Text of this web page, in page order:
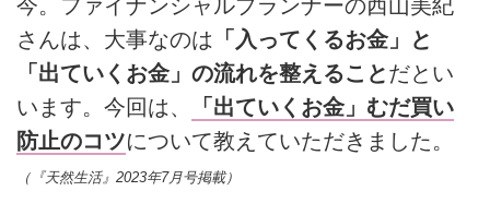
今。ファイナンシャルプランナーの西山美紀
さんは、大事なのは 「入ってくるお金」と
「出ていくお金」の流れを整えることだとい
います。今回は、
「出ていくお金」むだ買い
防止のコツについて教えていただきました。
（『天然生活』2023年7月号掲載）